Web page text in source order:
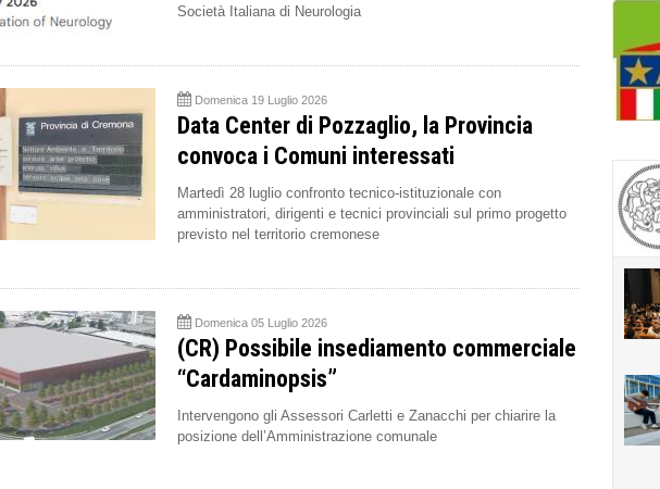
Società Italiana di Neurologia
Domenica 19 Luglio 2026
Data Center di Pozzaglio, la Provincia
convoca i Comuni interessati
Martedì 28 luglio confronto tecnico-istituzionale con
amministratori, dirigenti e tecnici provinciali sul primo progetto
previsto nel territorio cremonese
Domenica 05 Luglio 2026
(CR) Possibile insediamento commerciale
“Cardaminopsis”
Intervengono gli Assessori Carletti e Zanacchi per chiarire la
posizione dell’Amministrazione comunale